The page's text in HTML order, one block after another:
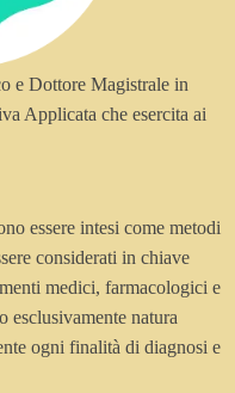
e Dottore Magistrale in
Applicata che esercita ai
essere intesi come metodi
considerati in chiave
medici, farmacologici e
esclusivamente natura
ogni finalità di diagnosi e